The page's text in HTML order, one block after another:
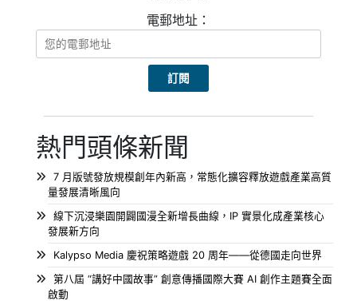
電郵地址：
熱門頭條新聞
7 月版號發放規模創年內新高，常態化擴容釋放遊戲產業高質
量發展清晰風向
線下沉浸樂園開闢國漫全新增長曲線，IP 實景化成產業核心
發展新方向
Kalypso Media 慶祝策略遊戲 20 周年——從德國走向世界
第八屆 “講好中國故事” 創意傳播國際大賽 AI 創作主題賽全面
啟動